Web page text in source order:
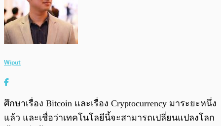
Wiput
ศึกษาเรื่อง Bitcoin และเรื่อง Cryptocurrency มาระยะหนึ่ง
แล้ว และเชื่อว่าเทคโนโลยีนี้จะสามารถเปลี่ยนแปลงโลก